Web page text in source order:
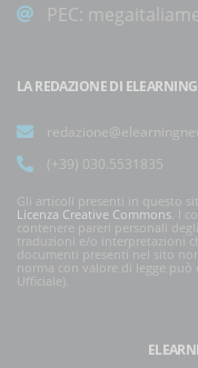
PEC:
LA REDAZIONE DI
(+39) 030.5531835
Gli articoli presenti in questo
Licenza Creative Commons . I
contenere pareri personali
traduzioni e/o interpretazioni
documenti presenti nel sito
norma con valore di legge può
Ufficiale).